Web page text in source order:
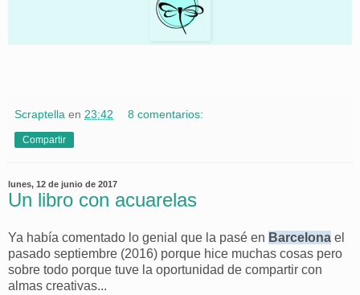
Scraptella en 23:42 8 comentarios:
Compartir
lunes, 12 de junio de 2017
Un libro con acuarelas
Ya había comentado lo genial que la pasé en Barcelona el
pasado septiembre (2016) porque hice muchas cosas pero
sobre todo porque tuve la oportunidad de compartir con
almas creativas...